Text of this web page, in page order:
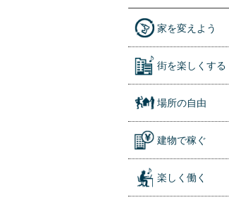
家を変えよう
街を楽しくする
場所の自由
建物で稼ぐ
楽しく働く